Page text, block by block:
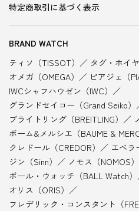
特定商取引に基づく表示
BRAND WATCH
ティソ（TISSOT）
タグ・ホイ
オメガ（OMEGA）
ピアジェ（
IWCシャフハウゼン（IWC）
グランドセイコー（Grand Seiko）
ブライトリング（BREITLING）
ボーム&メルシエ（BAUME &
クレドール（CREDOR）
エベラ
ジン（Sinn）
ノモス（NOMOS）
ボール・ウォッチ（BALL Watch）
オリス（ORIS）
フレデリック・コンスタント（